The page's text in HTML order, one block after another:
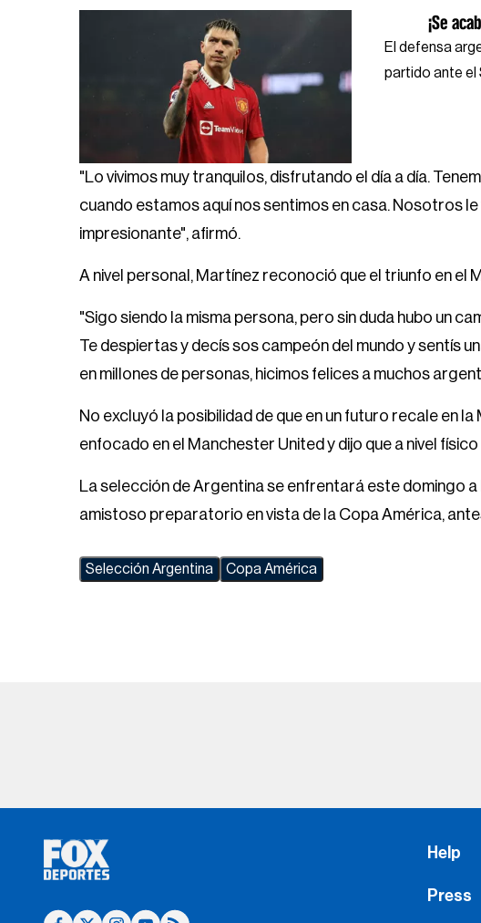
¡Se
El defensa
partido ante el
"Lo vivimos muy tranquilos, disfrutando el día a día.
cuando estamos aquí nos sentimos en casa. Nosotros le
impresionante", afirmó.
A nivel personal, Martínez reconoció que el triunfo en el
"Sigo siendo la misma persona, pero sin duda hubo un
Te despiertas y decís sos campeón del mundo y sentís
en millones de personas, hicimos felices a muchos
No excluyó la posibilidad de que en un futuro recale en
enfocado en el Manchester United y dijo que a nivel
La selección de Argentina se enfrentará este domingo
amistoso preparatorio en vista de la Copa América,
Selección Argentina Copa América
Press
Jobs